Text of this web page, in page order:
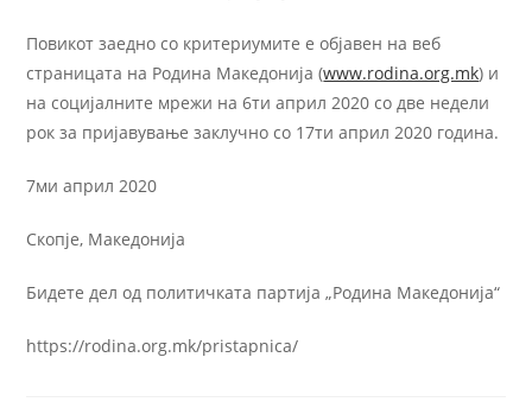
Повикот заедно со критериумите е објавен на веб
страницата на Родина Македонија (www.rodina.org.mk) и
на социјалните мрежи на 6ти април 2020 со две недели
рок за пријавување заклучно со 17ти април 2020 година.
7ми април 2020
Скопје, Македонија
Бидете дел од политичката партија „Родина Македонија“
https://rodina.org.mk/pristapnica/